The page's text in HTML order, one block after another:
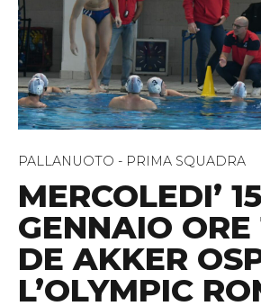
PALLANUOTO - PRIMA SQUADRA
MERCOLEDI’ 15
GENNAIO ORE
DE AKKER
L’OLYMPIC